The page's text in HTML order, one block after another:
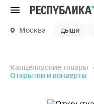
Меню
Москва дыши
Канцелярские товары
Открытки и конверты